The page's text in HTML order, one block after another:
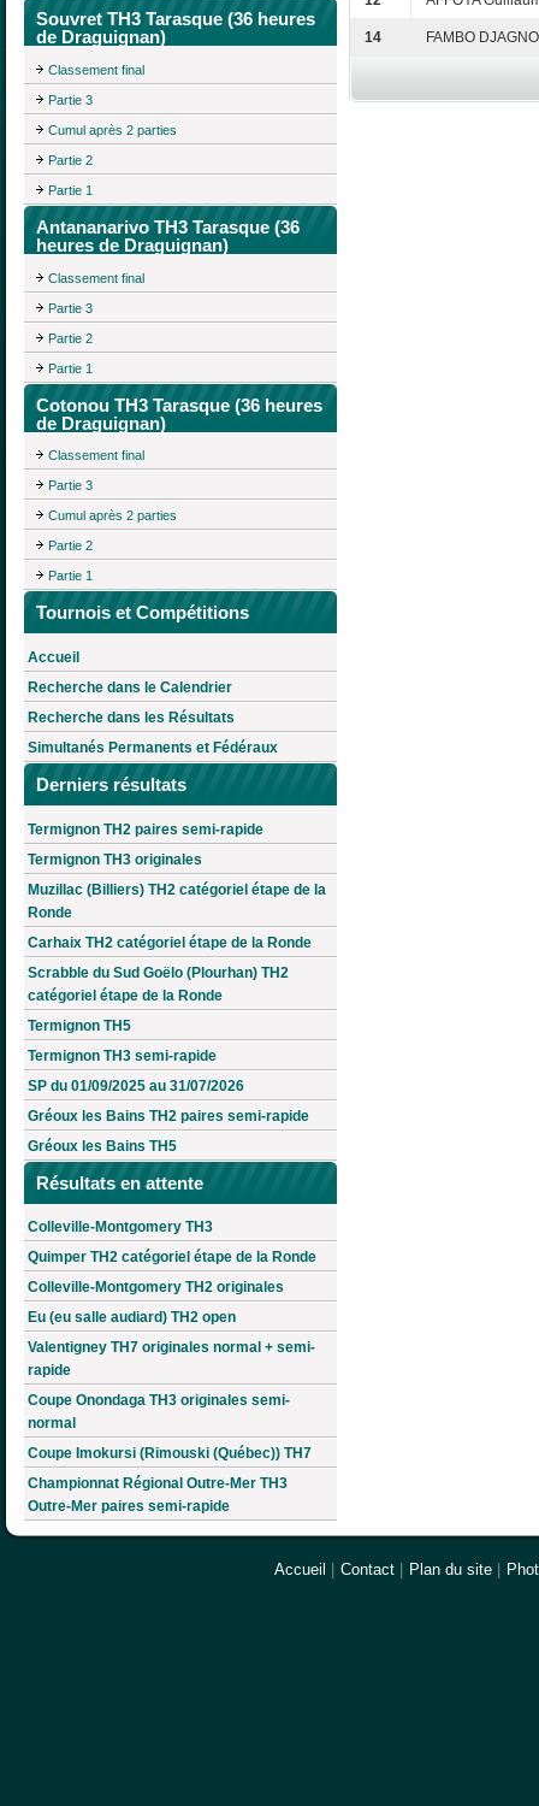
Souvret TH3 Tarasque (36 heures
de Draguignan)
Classement final
Partie 3
Cumul après 2 parties
Partie 2
Partie 1
Antananarivo TH3 Tarasque (36
heures de Draguignan)
Classement final
Partie 3
Partie 2
Partie 1
Cotonou TH3 Tarasque (36 heures
de Draguignan)
Classement final
Partie 3
Cumul après 2 parties
Partie 2
Partie 1
Tournois et Compétitions
Accueil
Recherche dans le Calendrier
Recherche dans les Résultats
Simultanés Permanents et Fédéraux
Derniers résultats
Termignon TH2 paires semi-rapide
Termignon TH3 originales
Muzillac (Billiers) TH2 catégoriel étape de la
Ronde
Carhaix TH2 catégoriel étape de la Ronde
Scrabble du Sud Goëlo (Plourhan) TH2
catégoriel étape de la Ronde
Termignon TH5
Termignon TH3 semi-rapide
SP du 01/09/2025 au 31/07/2026
Gréoux les Bains TH2 paires semi-rapide
Gréoux les Bains TH5
Résultats en attente
Colleville-Montgomery TH3
Quimper TH2 catégoriel étape de la Ronde
Colleville-Montgomery TH2 originales
Eu (eu salle audiard) TH2 open
Valentigney TH7 originales normal + semi-
rapide
Coupe Onondaga TH3 originales semi-
normal
Coupe Imokursi (Rimouski (Québec)) TH7
Championnat Régional Outre-Mer TH3
Outre-Mer paires semi-rapide
14 FAMBO
Accueil Contact Plan du site